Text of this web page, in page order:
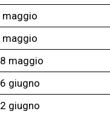
maggio
maggio
maggio
giugno
giugno